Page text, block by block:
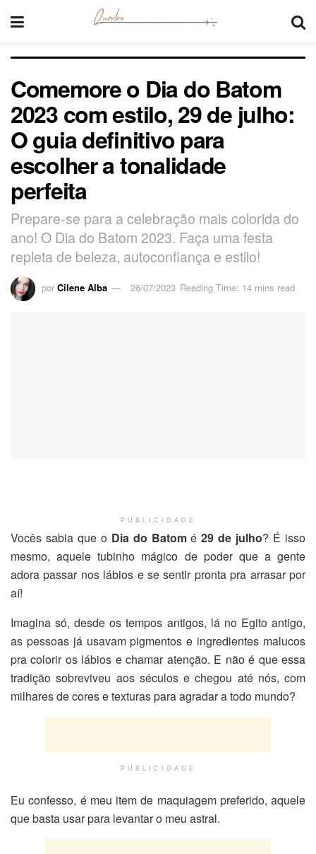
Comemore o Dia do Batom
2023 com estilo, 29 de julho:
O guia definitivo para
escolher a tonalidade
perfeita
Prepare-se para a celebração mais colorida do
ano! O Dia do Batom 2023. Faça uma festa
repleta de beleza, autoconfiança e estilo!
por Cilene Alba 26/07/2023 Reading Time: 14 mins read
PUBLICIDADE
Vocês sabia que o Dia do Batomé29 de julho? É isso
mesmo, aquele tubinho mágico de poder que a gente
adora passar nos lábios e se sentir pronta pra arrasar por
aí!
Imagina só, desde os tempos antigos, lá no Egito antigo,
as pessoas já usavam pigmentos e ingredientes malucos
pra colorir os lábios e chamar atenção. E não é que essa
tradição sobreviveu aos séculos e chegou até nós, com
milhares de cores e texturas para agradar a todo mundo?
PUBLICIDADE
Eu confesso, é meu item de maquiagem preferido, aquele
que basta usar para levantar o meu astral.